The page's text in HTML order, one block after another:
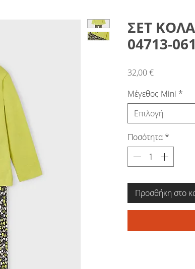
ΣΕΤ
04713-061
32,00 €Τιμή
Μέγεθος Mini *
Επιλογή
Ποσότητα *
Προσθήκη στο